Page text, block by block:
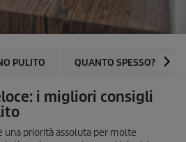
PULITO QUANTO SPESSO?
i migliori consigli
una priorità assoluta per molte